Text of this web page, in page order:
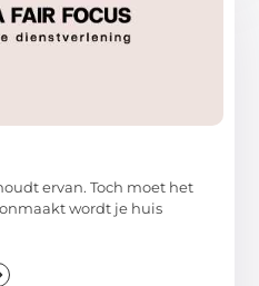
ervan. Toch moet het
wordt je huis